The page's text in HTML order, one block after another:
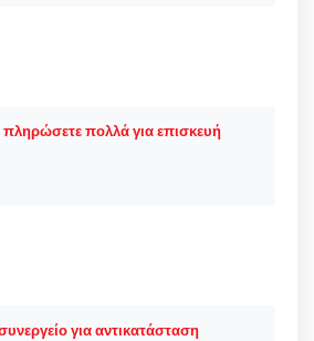
πολλά για επισκευή
για αντικατάσταση